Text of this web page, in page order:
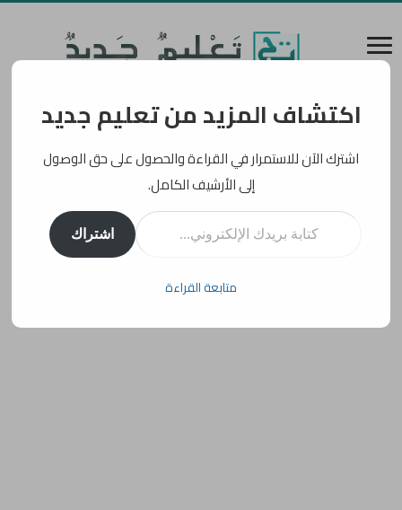
اكتشاف المزيد من تعليم جديد
اشترك الآن للاستمرار في القراءة والحصول على حق الوصول
إلى الأرشيف الكامل.
كتابة بريدك الإلكتروني...
اشتراك
متابعة القراءة